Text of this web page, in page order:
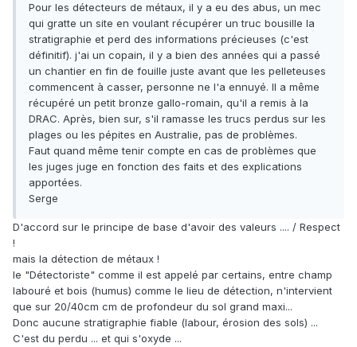
Pour les détecteurs de métaux, il y a eu des abus, un mec
qui gratte un site en voulant récupérer un truc bousille la
stratigraphie et perd des informations précieuses (c'est
définitif). j'ai un copain, il y a bien des années qui a passé
un chantier en fin de fouille juste avant que les pelleteuses
commencent à casser, personne ne l'a ennuyé. Il a même
récupéré un petit bronze gallo-romain, qu'il a remis à la
DRAC. Après, bien sur, s'il ramasse les trucs perdus sur les
plages ou les pépites en Australie, pas de problèmes.
Faut quand même tenir compte en cas de problèmes que
les juges juge en fonction des faits et des explications
apportées.
Serge
D'accord sur le principe de base d'avoir des valeurs .... / Respect
!
mais la détection de métaux !
le "Détectoriste" comme il est appelé par certains, entre champ
labouré et bois (humus) comme le lieu de détection, n'intervient
que sur 20/40cm cm de profondeur du sol grand maxi...
Donc aucune stratigraphie fiable (labour, érosion des sols) ...
C'est du perdu ... et qui s'oxyde ...